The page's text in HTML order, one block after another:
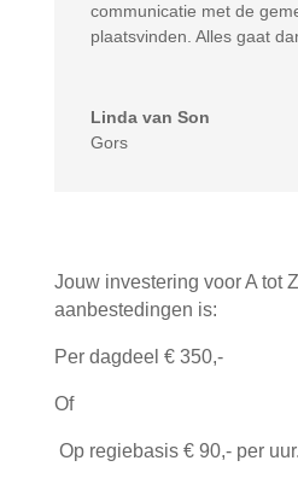
communicatie met de
plaatsvinden. Alles gaat
Linda van Son
Gors
Jouw investering voor A tot
aanbestedingen is:
Per dagdeel € 350,-
Of
Op regiebasis € 90,- per uur.